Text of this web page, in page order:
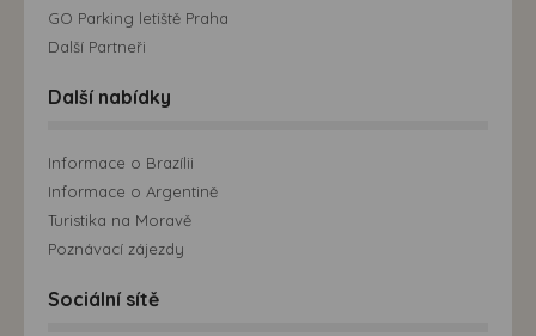
GO Parking letiště Praha
Další Partneři
Další nabídky
Informace o Brazílii
Informace o Argentině
Turistika na Moravě
Poznávací zájezdy
Sociální sítě